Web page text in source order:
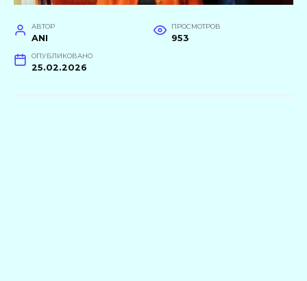
АВТОР
ANI
ПРОСМОТРОВ
953
ОПУБЛИКОВАНО
25.02.2026